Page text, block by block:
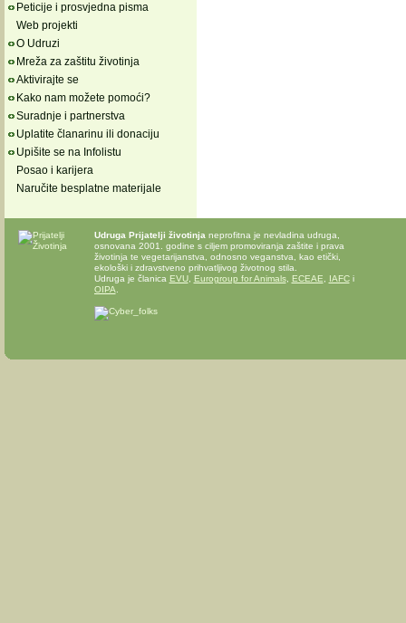
Peticije i prosvjedna pisma
Web projekti
O Udruzi
Mreža za zaštitu životinja
Aktivirajte se
Kako nam možete pomoći?
Suradnje i partnerstva
Uplatite članarinu ili donaciju
Upišite se na Infolistu
Posao i karijera
Naručite besplatne materijale
Udruga Prijatelji životinja neprofitna je nevladina udruga,
osnovana 2001. godine s ciljem promoviranja zaštite i prava
životinja te vegetarijanstva, odnosno veganstva, kao etički,
ekološki i zdravstveno prihvatljivog životnog stila.
Udruga je članica EVU, Eurogroup for Animals, ECEAE IAFCi
OIPA